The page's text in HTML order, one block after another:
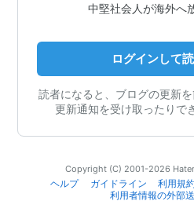
中堅社会人が海外へ
ログインして
読者になると、ブログの更新を
更新通知を受け取ったりで
Copyright (C) 2001-2026
ヘルプ
ガイドライン 利用規
利用者情報の外部